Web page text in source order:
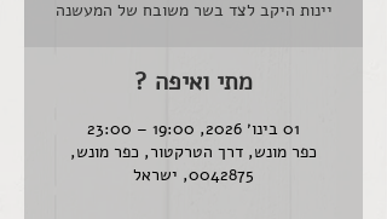
יינות היקב לצד בשר משובח של המעשנה
מתי ואיפה ?
01 בינו׳ 2026, 19:00 – 23:00
כפר מונש, דרך הטרקטור, כפר מונש,
0042875, ישראל